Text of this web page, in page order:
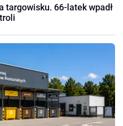
targowisku. 66-latek wpadł